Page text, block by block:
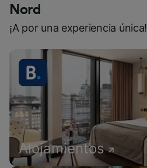
Nord
¡A por una experiencia única!
Alojamientos